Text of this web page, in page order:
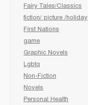
Fairy Tales/Classics
fiction/ picture /holiday
First Nations
game
Graphic Novels
Lgbtq
Non-Fiction
Novels
Personal Health